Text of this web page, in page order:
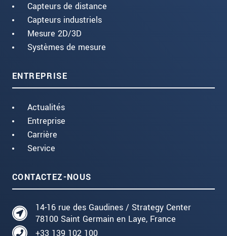
Capteurs de distance
Capteurs industriels
Mesure 2D/3D
Systèmes de mesure
ENTREPRISE
Actualités
Entreprise
Carrière
Service
CONTACTEZ-NOUS
14-16 rue des Gaudines / Strategy Center
78100 Saint Germain en Laye, France
+33 139 102 100